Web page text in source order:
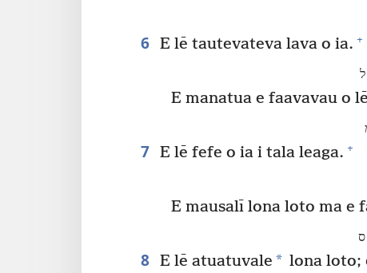
6 E lē tautevateva lava o ia. +
E manatua e faavavau o
7 E lē fefe o ia i tala leaga. +
E mausalī lona loto ma e
8 E lē atuatuvale * lona loto;